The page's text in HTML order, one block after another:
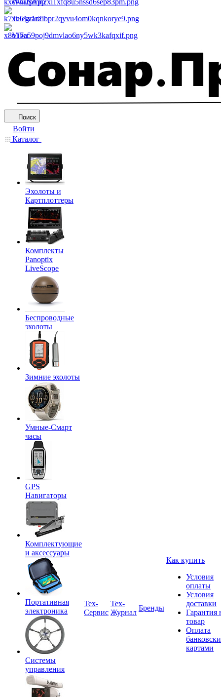
WhatsApp
Telegram
Viber
Поиск
Войти
Каталог
Эхолоты и
Картплоттеры
Комплекты
Panoptix
LiveScope
Беспроводные
эхолоты
Зимние эхолоты
Умные-Смарт
часы
GPS
Навигаторы
Комплектующие
и аксессуары
Портативная
электроника
Системы
управления
Tex-
Сервис
Тех-
Журнал
Бренды
Как купить
Условия
оплаты
Условия
доставки
Гарантия
товар
Оплата
картами